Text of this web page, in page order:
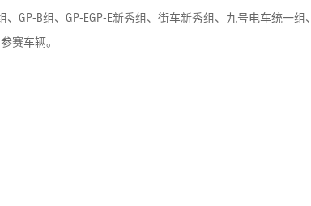
GP-B组、GP-EGP-E新秀组、街车新秀组、九号电车统一
赛车辆。